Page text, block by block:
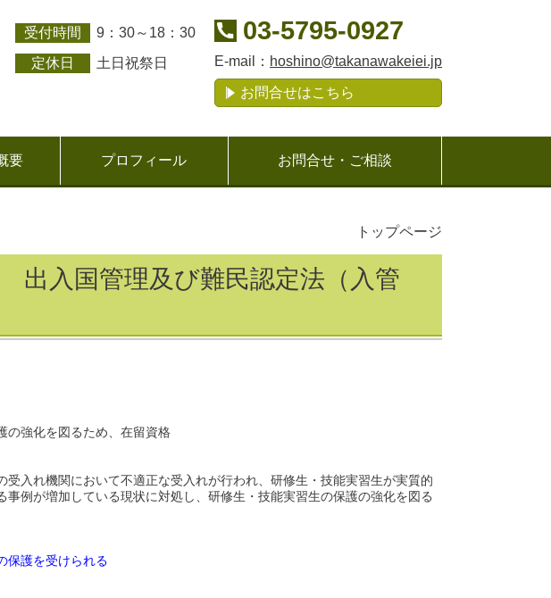
受付時間 9：30～18：30
定休日 土日祝祭日
03-5795-0927
E-mail： hoshino@takanawakeiei.jp
お問合せはこちら
要 プロフィール お問合せ・ご相談
トップページ
出入国管理及び難民認定法（入管
の強化を図るため、在留資格
入れ機関において不適正な受入れが行われ、研修生・技能実習生が実質的
例が増加している現状に対処し、研修生・技能実習生の保護の強化を図る
保護を受けられる